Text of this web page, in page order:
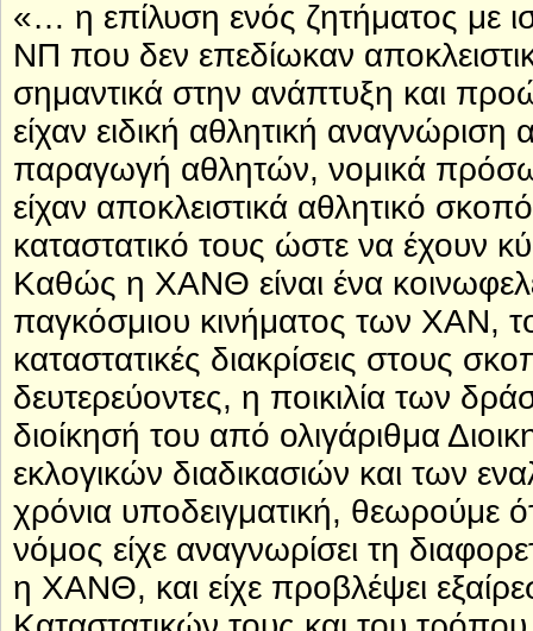
«… η επίλυση ενός ζητήματος με
ΝΠ που δεν επεδίωκαν
σημαντικά στην ανάπτυξη και
είχαν ειδική αθλητική αναγνώριση
παραγωγή αθλητών, νομικά
είχαν αποκλειστικά αθλητικό
καταστατικό τους ώστε να
Καθώς η ΧΑΝΘ είναι ένα
παγκόσμιου κινήματος των ΧΑΝ,
καταστατικές διακρίσεις στους
δευτερεύοντες, η ποικιλία των
διοίκησή του από ολιγάριθμα
εκλογικών διαδικασιών και των
χρόνια υποδειγματική, θεωρούμε
νόμος είχε αναγνωρίσει τη
η ΧΑΝΘ, και είχε προβλέψει